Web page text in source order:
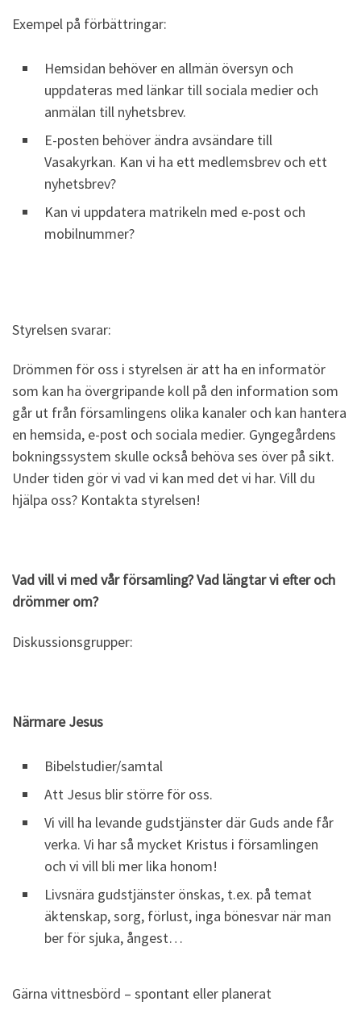
Exempel på förbättringar:
Hemsidan behöver en allmän översyn och
uppdateras med länkar till sociala medier och
anmälan till nyhetsbrev.
E-posten behöver ändra avsändare till
Vasakyrkan. Kan vi ha ett medlemsbrev och ett
nyhetsbrev?
Kan vi uppdatera matrikeln med e-post och
mobilnummer?
Styrelsen svarar:
Drömmen för oss i styrelsen är att ha en informatör
som kan ha övergripande koll på den information som
går ut från församlingens olika kanaler och kan hantera
en hemsida, e-post och sociala medier. Gyngegårdens
bokningssystem skulle också behöva ses över på sikt.
Under tiden gör vi vad vi kan med det vi har. Vill du
hjälpa oss? Kontakta styrelsen!
Vad vill vi med vår församling? Vad längtar vi efter och
drömmer om?
Diskussionsgrupper:
Närmare Jesus
Bibelstudier/samtal
Att Jesus blir större för oss.
Vi vill ha levande gudstjänster där Guds ande får
verka. Vi har så mycket Kristus i församlingen
och vi vill bli mer lika honom!
Livsnära gudstjänster önskas, t.ex. på temat
äktenskap, sorg, förlust, inga bönesvar när man
ber för sjuka, ångest…
Gärna vittnesbörd – spontant eller planerat